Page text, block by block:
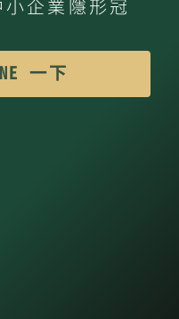
企業隱形冠
一下